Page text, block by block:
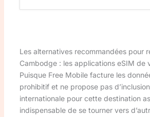
Les alternatives recommandées pour
Cambodge : les applications eSIM de
Puisque Free Mobile facture les
prohibitif et ne propose pas
internationale pour cette destination
indispensable de se tourner vers